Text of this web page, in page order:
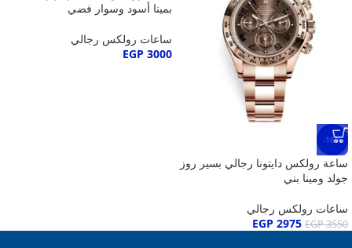
-16%
ساعة رولكس دايتونا رجالي بسير روز
جولد ومينا بني
ساعات رولكس رجالي
EGP3550
EGP 2975
بمينا أسود وسوار فضي
ساعات رولكس رجالي
EGP 3000